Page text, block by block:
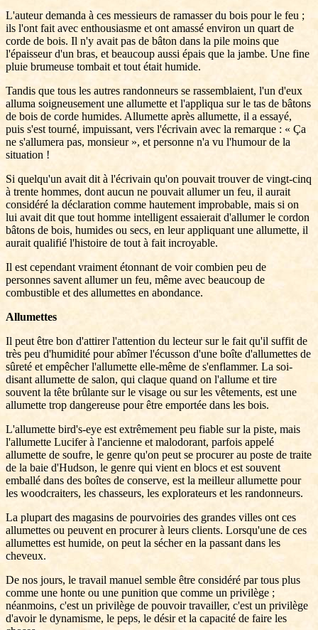
L'auteur demanda à ces messieurs de ramasser du bois pour le feu ;
ils l'ont fait avec enthousiasme et ont amassé environ un quart de
corde de bois. Il n'y avait pas de bâton dans la pile moins que
l'épaisseur d'un bras, et beaucoup aussi épais que la jambe. Une fine
pluie brumeuse tombait et tout était humide.
Tandis que tous les autres randonneurs se rassemblaient, l'un d'eux
alluma soigneusement une allumette et l'appliqua sur le tas de bâtons
de bois de corde humides. Allumette après allumette, il a essayé,
puis s'est tourné, impuissant, vers l'écrivain avec la remarque : « Ça
ne s'allumera pas, monsieur », et personne n'a vu l'humour de la
situation !
Si quelqu'un avait dit à l'écrivain qu'on pouvait trouver de vingt-cinq
à trente hommes, dont aucun ne pouvait allumer un feu, il aurait
considéré la déclaration comme hautement improbable, mais si on
lui avait dit que tout homme intelligent essaierait d'allumer le cordon
bâtons de bois, humides ou secs, en leur appliquant une allumette, il
aurait qualifié l'histoire de tout à fait incroyable.
Il est cependant vraiment étonnant de voir combien peu de
personnes savent allumer un feu, même avec beaucoup de
combustible et des allumettes en abondance.
Allumettes
Il peut être bon d'attirer l'attention du lecteur sur le fait qu'il suffit de
très peu d'humidité pour abîmer l'écusson d'une boîte d'allumettes de
sûreté et empêcher l'allumette elle-même de s'enflammer. La soi-
disant allumette de salon, qui claque quand on l'allume et tire
souvent la tête brûlante sur le visage ou sur les vêtements, est une
allumette trop dangereuse pour être emportée dans les bois.
L'allumette bird's-eye est extrêmement peu fiable sur la piste, mais
l'allumette Lucifer à l'ancienne et malodorant, parfois appelé
allumette de soufre, le genre qu'on peut se procurer au poste de traite
de la baie d'Hudson, le genre qui vient en blocs et est souvent
emballé dans des boîtes de conserve, est la meilleur allumette pour
les woodcraiters, les chasseurs, les explorateurs et les randonneurs.
La plupart des magasins de pourvoiries des grandes villes ont ces
allumettes ou peuvent en procurer à leurs clients. Lorsqu'une de ces
allumettes est humide, on peut la sécher en la passant dans les
cheveux.
De nos jours, le travail manuel semble être considéré par tous plus
comme une honte ou une punition que comme un privilège ;
néanmoins, c'est un privilège de pouvoir travailler, c'est un privilège
d'avoir le dynamisme, le peps, le désir et la capacité de faire les